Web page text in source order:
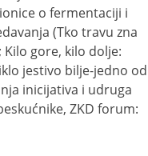
o fermentaciji i
(Tko travu zna
gore, kilo dolje:
jestivo bilje-jedno od
inicijativa i udruga
ZKD forum: